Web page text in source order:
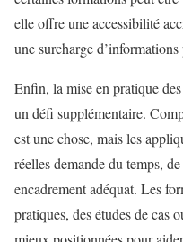
elle offre une accessibilité
une surcharge
Enfin, la mise en pratique
un défi supplémentaire.
est une chose, mais les
réelles demande du temps,
encadrement adéquat. Les
pratiques, des études de cas